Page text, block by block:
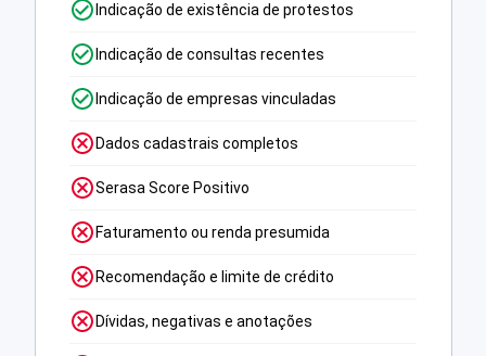
Indicação de existência de protestos
Indicação de consultas recentes
Indicação de empresas vinculadas
Dados cadastrais completos
Serasa Score Positivo
Faturamento ou renda presumida
Recomendação e limite de crédito
Dívidas, negativas e anotações